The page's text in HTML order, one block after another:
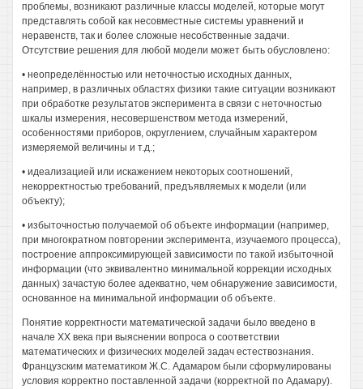
проблемы, возникают различные классы моделей, которые могут
представлять собой как несовместные системы уравнений и
неравенств, так и более сложные несобственные задачи.
Отсутствие решения для любой модели может быть обусловлено:
• неопределённостью или неточностью исходных данных,
например, в различных областях физики такие ситуации возникают
при обработке результатов эксперимента в связи с неточностью
шкалы измерения, несовершенством метода измерений,
особенностями приборов, округлением, случайным характером
измеряемой величины и т.д.;
• идеализацией или искажением некоторых соотношений,
некорректностью требований, предъявляемых к модели (или
объекту);
• избыточностью получаемой об объекте информации (например,
при многократном повторении эксперимента, изучаемого процесса),
построение аппроксимирующей зависимости по такой избыточной
информации (что эквивалентно минимальной коррекции исходных
данных) зачастую более адекватно, чем обнаружение зависимости,
основанное на минимальной информации об объекте.
Понятие корректности математической задачи было введено в
начале XX века при выяснении вопроса о соответствии
математических и физических моделей задач естествознания.
Французским математиком Ж.С. Адамаром были сформулированы
условия корректно поставленной задачи (корректной по Адамару).